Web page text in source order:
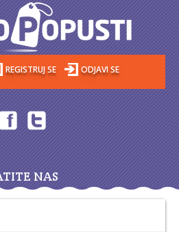
REGISTRUJ SE ODJAVI SE
NAS